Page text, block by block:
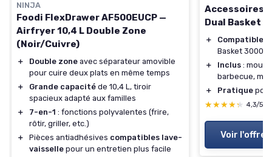
NINJA
Foodi FlexDrawer AF500EUCP —
Airfryer 10,4 L Double Zone
(Noir/Cuivre)
＋ Double zone avec séparateur amovible
pour cuire deux plats en même temps
＋
Grande capacité de 10,4 L, tiroir
spacieux adapté aux familles
＋
7-en-1 : fonctions polyvalentes (frire,
rôtir, griller, etc.)
＋
Pièces antiadhésives compatibles lave-
vaisselle pour un entretien plus facile
Accessoires
Dual Basket
＋ Compatible
Basket 3000
＋
Inclus : moule
barbecue,
＋
Pratique
★★★★★
★★★★★ 4,3/5
Voir l'offre